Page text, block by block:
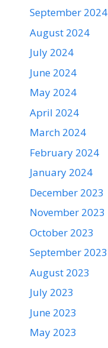
September 2024
August 2024
July 2024
June 2024
May 2024
April 2024
March 2024
February 2024
January 2024
December 2023
November 2023
October 2023
September 2023
August 2023
July 2023
June 2023
May 2023